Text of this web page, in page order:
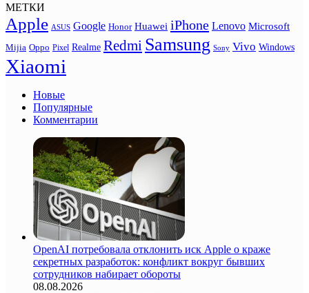
МЕТКИ
Apple ASUS Google Honor Huawei iPhone Lenovo Microsoft
Mijia Oppo Pixel Realme Redmi Samsung Sony Vivo Windows
Xiaomi
Новые
Популярные
Комментарии
OpenAI потребовала отклонить иск Apple о краже
секретных разработок: конфликт вокруг бывших
сотрудников набирает обороты
08.08.2026